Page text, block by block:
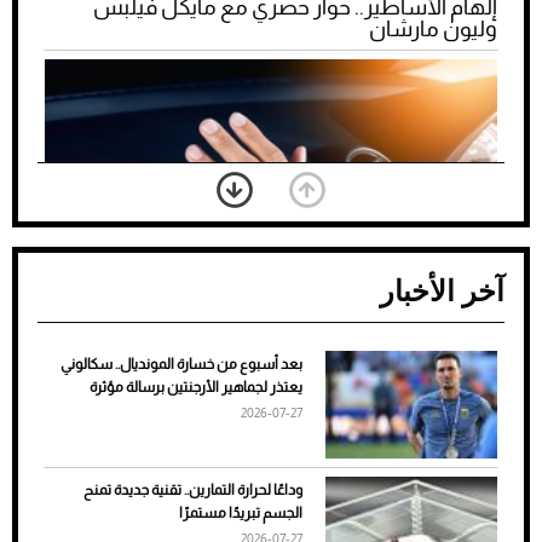
إلهام الأساطير.. حوار حصري مع مايكل فيلبس
وليون مارشان
ضعف تبريد مكيف السيارة عند الوقوف.. أشهر
الأسباب والحلول
آخر الأخبار
بعد أسبوع من خسارة المونديال.. سكالوني
يعتذر لجماهير الأرجنتين برسالة مؤثرة
2026-07-27
وداعًا لحرارة التمارين.. تقنية جديدة تمنح
الجسم تبريدًا مستمرًا
2026-07-27